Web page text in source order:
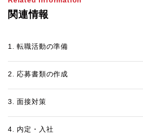
関連情報
1. 転職活動の準備
2. 応募書類の作成
3. 面接対策
4. 内定・入社